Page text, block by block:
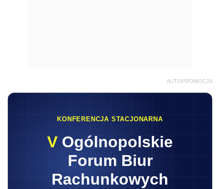
AUTOPROMOCJA
KONFERENCJA STACJONARNA
V Ogólnopolskie
Forum Biur
Rachunkowych